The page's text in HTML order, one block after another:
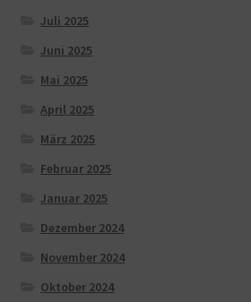
Juli 2025
Juni 2025
Mai 2025
April 2025
März 2025
Februar 2025
Januar 2025
Dezember 2024
November 2024
Oktober 2024